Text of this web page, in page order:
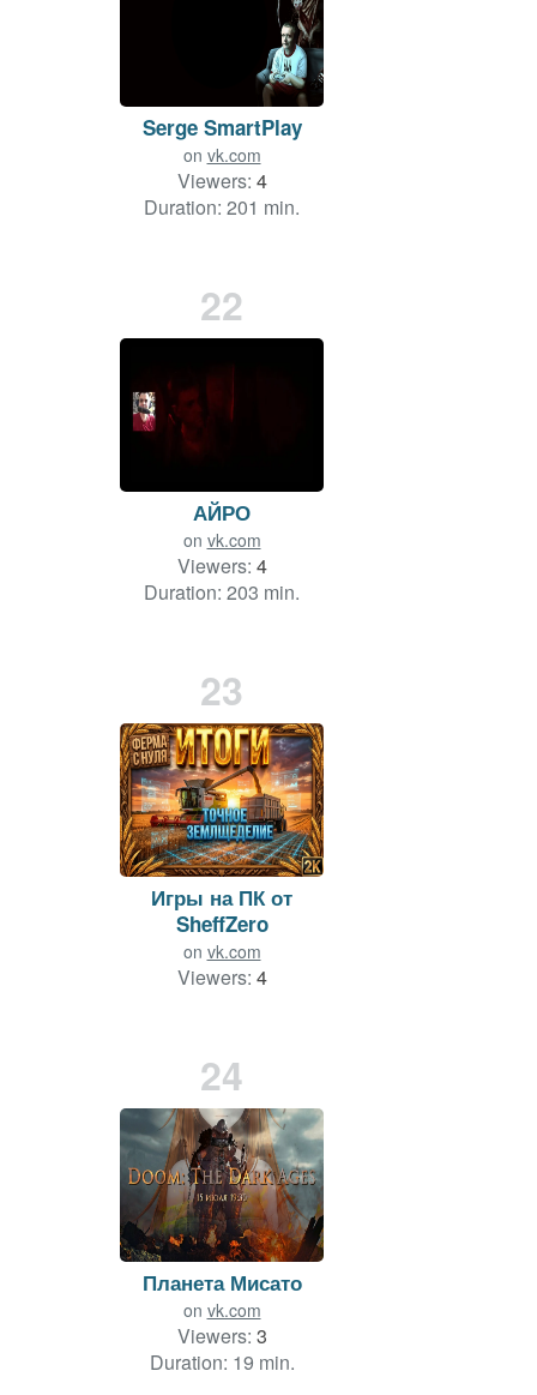
Serge SmartPlay
on vk.com
Viewers: 4
Duration: 201 min.
22
АЙРО
on vk.com
Viewers: 4
Duration: 203 min.
23
Игры на ПК от
SheffZero
on vk.com
Viewers: 4
24
Планета Мисато
on vk.com
Viewers: 3
Duration: 19 min.